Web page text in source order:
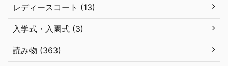
レディースコート (13)
入学式・入園式 (3)
読み物 (363)